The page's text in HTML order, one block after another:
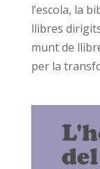
l’escola, la
llibres
munt de
per la